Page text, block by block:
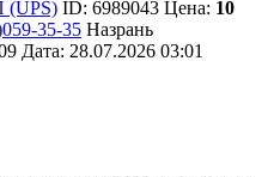
ID: 6989043 Цена: 10
35-35 Назрань
Дата: 28.07.2026 03:01